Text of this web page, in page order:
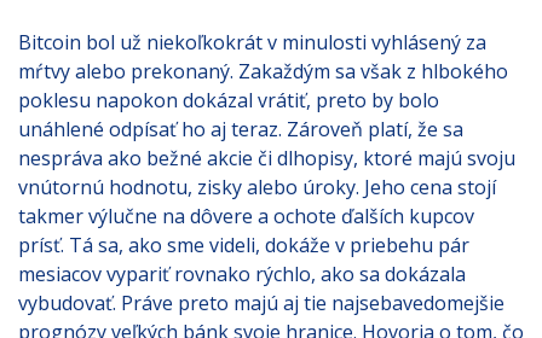
Bitcoin bol už niekoľkokrát v minulosti vyhlásený za
mŕtvy alebo prekonaný. Zakaždým sa však z hlbokého
poklesu napokon dokázal vrátiť, preto by bolo
unáhlené odpísať ho aj teraz. Zároveň platí, že sa
nespráva ako bežné akcie či dlhopisy, ktoré majú svoju
vnútornú hodnotu, zisky alebo úroky. Jeho cena stojí
takmer výlučne na dôvere a ochote ďalších kupcov
prísť. Tá sa, ako sme videli, dokáže v priebehu pár
mesiacov vypariť rovnako rýchlo, ako sa dokázala
vybudovať. Práve preto majú aj tie najsebavedomejšie
prognózy veľkých bánk svoje hranice. Hovoria o tom, čo